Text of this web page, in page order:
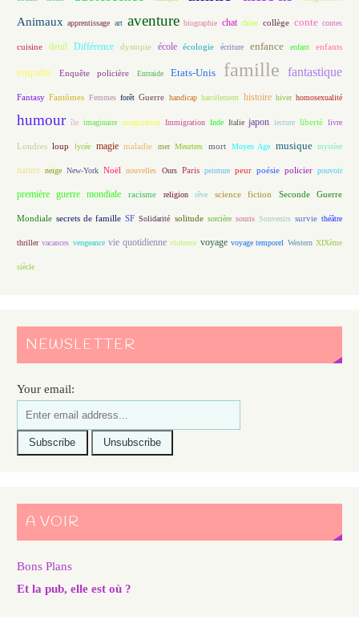
Animaux apprentissage art aventure biographie chat chien collège conte contes
cuisine deuil Différence dystopie école écologie écriture enfance enfant enfants
enquête Enquête policière Entraide Etats-Unis famille fantastique
Fantasy Fantômes Femmes forêt Guerre handicap harcèlement histoire hiver homosexualité
humour île imaginaire imagination Immigration Inde Italie japon lecture liberté livre
Londres loup lycée magie maladie mer Meurtres mort Moyen Age musique mystère
nature neige New-York Noël nouvelles Ours Paris peinture peur poésie policier pouvoir
première guerre mondiale racisme religion rêve science fiction Seconde Guerre
Mondiale secrets de famille SF Solidarité solitude sorcière souris Souvenirs survie théâtre
thriller vacances vengeance vie quotidienne violence voyage voyage temporel Western XIXème
siècle
NEWSLETTER
Your email:
A VOIR
Bons Plans
Et la pub, elle est où ?